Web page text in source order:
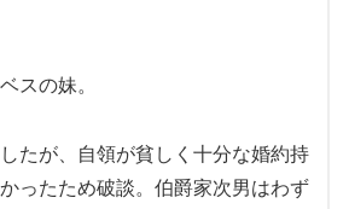
スの妹。
たが、自領が貧しく十分な婚約持
ったため破談。伯爵家次男はわず